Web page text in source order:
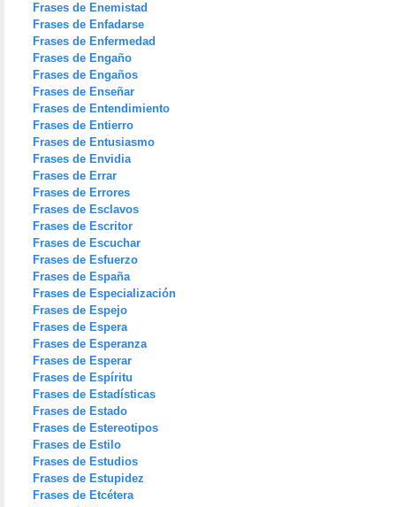
Frases de Enemistad
Frases de Enfadarse
Frases de Enfermedad
Frases de Engaño
Frases de Engaños
Frases de Enseñar
Frases de Entendimiento
Frases de Entierro
Frases de Entusiasmo
Frases de Envidia
Frases de Errar
Frases de Errores
Frases de Esclavos
Frases de Escritor
Frases de Escuchar
Frases de Esfuerzo
Frases de España
Frases de Especialización
Frases de Espejo
Frases de Espera
Frases de Esperanza
Frases de Esperar
Frases de Espíritu
Frases de Estadísticas
Frases de Estado
Frases de Estereotipos
Frases de Estilo
Frases de Estudios
Frases de Estupidez
Frases de Etcétera